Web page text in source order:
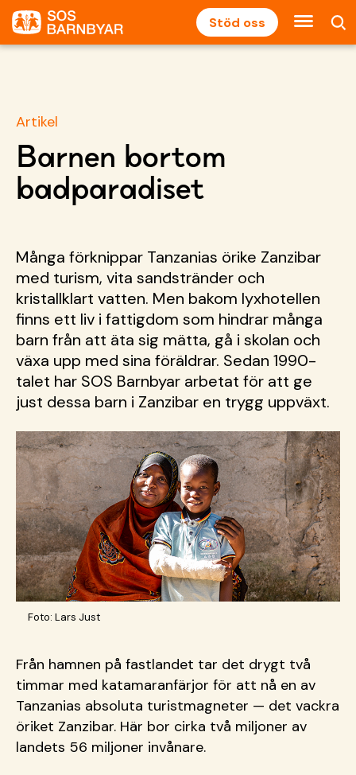
Stöd oss
Artikel
Barnen bortom
badparadiset
Många förknippar Tanzanias örike Zanzibar
med turism, vita sandstränder och
kristallklart vatten. Men bakom lyxhotellen
finns ett liv i fattigdom som hindrar många
barn från att äta sig mätta, gå i skolan och
växa upp med sina föräldrar. Sedan 1990-
talet har SOS Barnbyar arbetat för att ge
just dessa barn i Zanzibar en trygg uppväxt.
Foto: Lars Just
Från hamnen på fastlandet tar det drygt två
timmar med katamaranfärjor för att nå en av
Tanzanias absoluta turistmagneter — det vackra
öriket Zanzibar. Här bor cirka två miljoner av
landets 56 miljoner invånare.